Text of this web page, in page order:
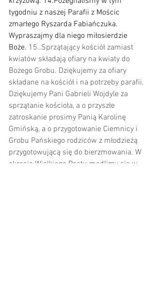
tygodniu z naszej Parafii z Mościc
zmarłego Ryszarda Fabiańczuka.
Wypraszajmy dla niego miłosierdzie
Boże. 15..Sprzątający kościół zamiast
kwiatów składają ofiary na kwiaty do
Bożego Grobu. Dziękujemy za ofiary
składane na kościół i na potrzeby parafii.
Dziękujemy Pani Gabrieli Wojdyle za
sprzątanie kościoła, a o przyszłe
zatroskanie prosimy Panią Karolinę
Gmińską, a o przygotowanie Ciemnicy i
Grobu Pańskiego rodziców z młodzieżą
przygotowującą się do bierzmowania. W
okresie Wielkiego Postu modlimy się w